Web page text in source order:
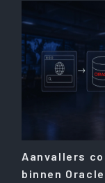
Aanvallers
binnen